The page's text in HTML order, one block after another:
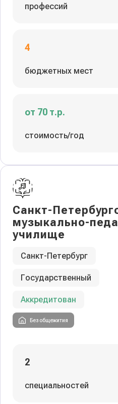
профессий
4
бюджетных мест
от 70 т.р.
стоимость/год
Санкт-
музыкально-
училище
Санкт-Петербург
Государственный
Аккредитован
Без общежития
2
специальностей